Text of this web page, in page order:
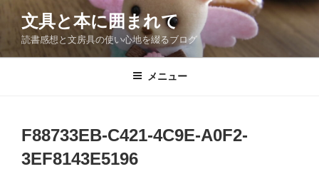
テ
ン
文具と本に囲まれて
読書感想と文房具の使い心地を綴るブログ
メニュー
F88733EB-C421-4C9E-A0F2-
3EF8143E5196